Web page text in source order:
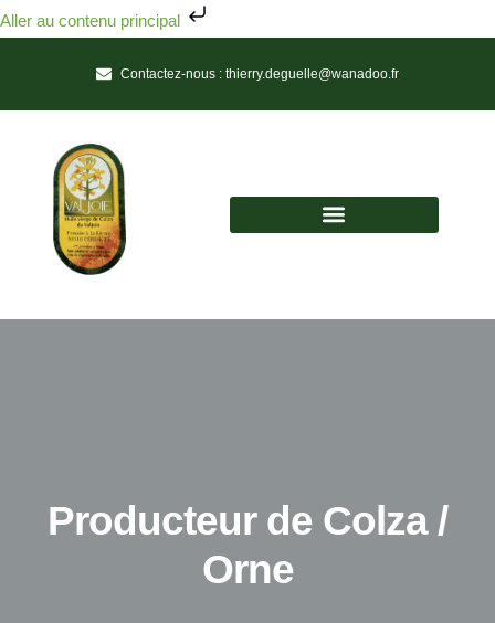
Aller au contenu principal
Contactez-nous :thierry.deguelle@wanadoo.fr
Producteur de Colza /
Orne